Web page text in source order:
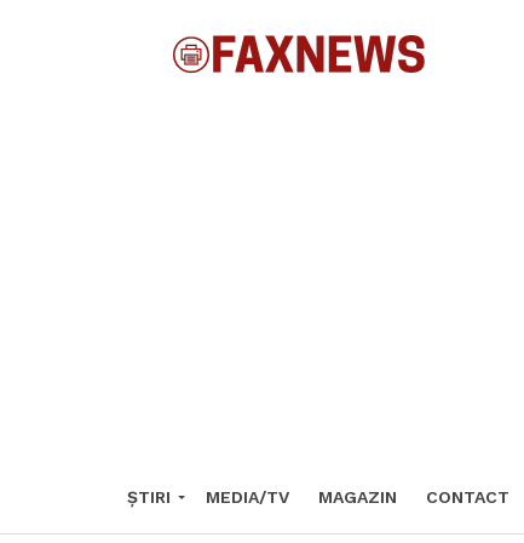
ȘTIRI MEDIA/TV MAGAZIN CONTACT